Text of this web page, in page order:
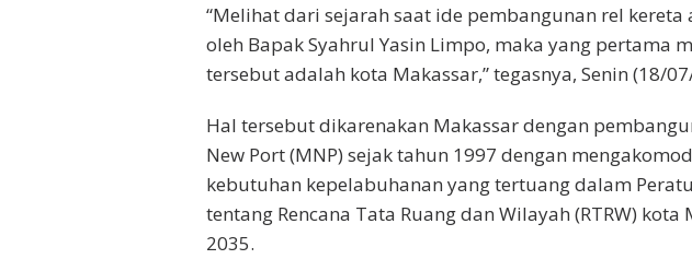
“Melihat dari sejarah saat ide pembangunan rel kereta
oleh Bapak Syahrul Yasin Limpo, maka yang pertama
tersebut adalah kota Makassar,” tegasnya, Senin (18/
Hal tersebut dikarenakan Makassar dengan
New Port (MNP) sejak tahun 1997 dengan
kebutuhan kepelabuhanan yang tertuang dalam
tentang Rencana Tata Ruang dan Wilayah (RTRW) kota
2035.